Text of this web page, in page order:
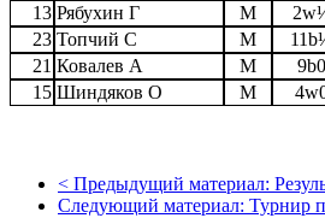
13 Рябухин Г M
23 Топчий С M
21 Ковалев А M 9b0
15 Шиндяков О M
< Предыдущий материал:
Следующий материал: Турнир